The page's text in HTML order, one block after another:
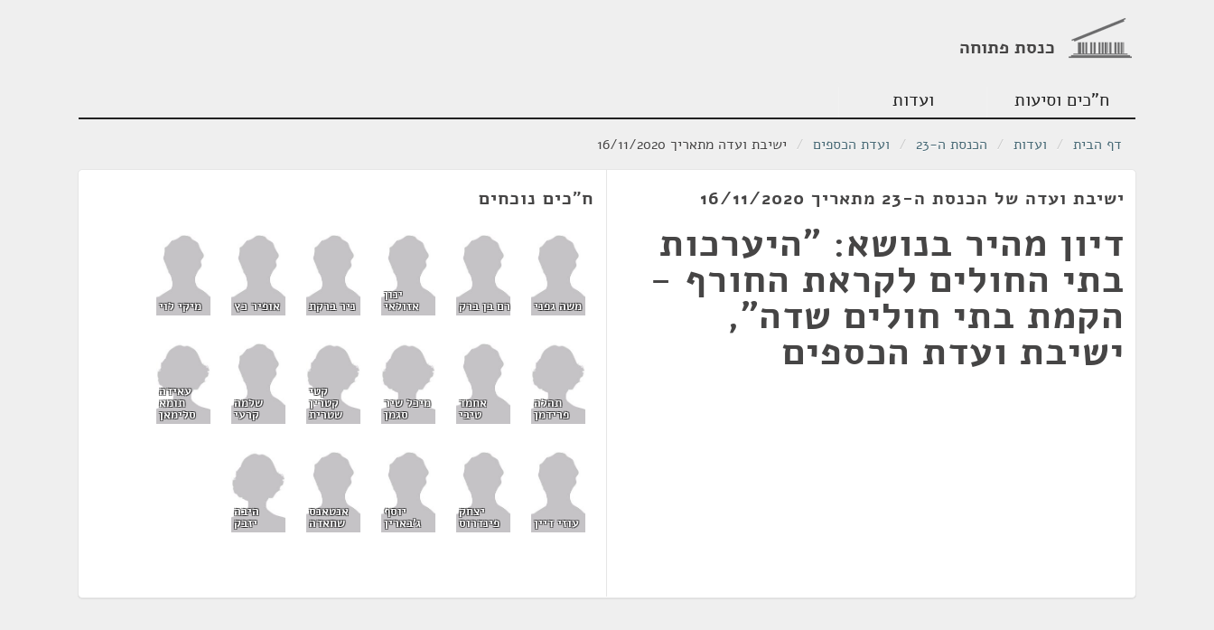
כנסת פתוחה
ח"כים וסיעות ועדות
דף הבית / ועדות / הכנסת ה-23 / ועדת הכספים / ישיבת ועדה מתאריך 16/11/2020
ישיבת ועדה של הכנסת ה-23 מתאריך 16/11/2020
דיון מהיר בנושא: "היערכות
בתי החולים לקראת החורף -
הקמת בתי חולים שדה",
ישיבת ועדת הכספים
ח"כים נוכחים
משה גפני רם בן ברק
ינון
אזולאי ניר ברקת אופיר כץ מיקי לוי
תהלה
פרידמן
אחמד
טיבי
מיכל שיר
סגמן
קטי
קטרין
שטרית
שלמה
קרעי
עאידה
תומא
סלימאן
עוזי דיין
יצחק
פינדרוס
יוסף
ג'בארין
אנטאנס
שחאדה
היבה
יזבק